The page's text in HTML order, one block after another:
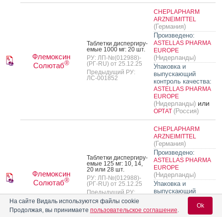
Флемоксин
Солютаб®
Таб­летки дис­перги­ру­
емые 1000 мг: 20 шт.
РУ: ЛП-№(012988)-
(РГ-RU) от 25.12.25
Предыдущий РУ:
ЛС-001852
CHEPLAPHARM
ARZNEIMITTEL
(Германия)
Произведено:
ASTELLAS PHARMA
EUROPE
(Нидерланды)
Упаковка и
выпускающий
контроль качества:
ASTELLAS PHARMA
EUROPE
(Нидерланды) или
ОРТАТ (Россия)
Флемоксин
Солютаб®
Таб­летки дис­перги­ру­
емые 125 мг: 10, 14,
20 или 28 шт.
РУ: ЛП-№(012988)-
(РГ-RU) от 25.12.25
Предыдущий РУ:
ЛС-001852
CHEPLAPHARM
ARZNEIMITTEL
(Германия)
Произведено:
ASTELLAS PHARMA
EUROPE
(Нидерланды)
Упаковка и
выпускающий
контроль качества:
(Россия)или
ASTELLAS PHARMA
На сайте Видаль используются файлы cookie
Продолжая, вы принимаете пользовательское соглашение.
Ok